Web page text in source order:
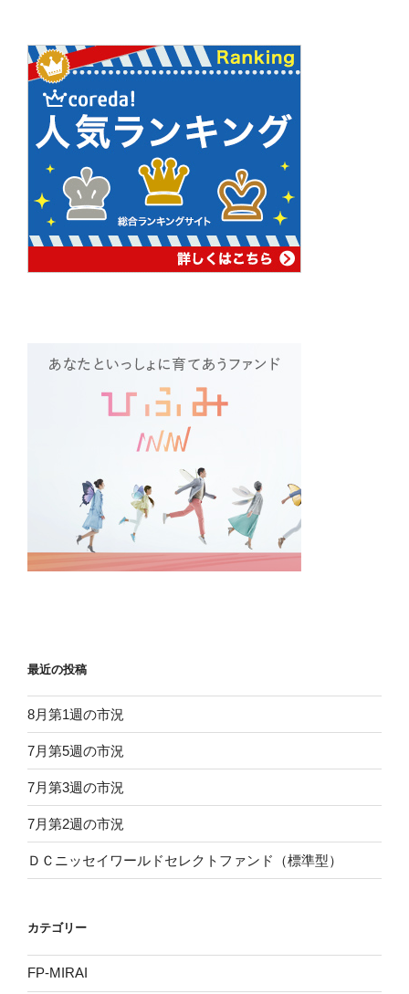
最近の投稿
8月第1週の市況
7月第5週の市況
7月第3週の市況
7月第2週の市況
ＤＣニッセイワールドセレクトファンド（標準型）
カテゴリー
FP-MIRAI